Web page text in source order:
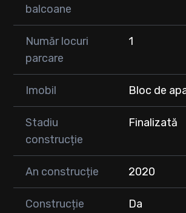
balcoane
Număr locuri
parcare
1
Imobil Bloc de
Stadiu
construcție
Finalizată
An construcție 2020
Construcție
Da